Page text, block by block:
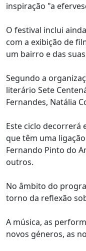
inspiração "a
O festival inclui
com a exibição de
um bairro e das
Segundo a
literário Sete
Fernandes, Natália
Este ciclo decorrerá
que têm uma
Fernando Pinto do
outros.
No âmbito do
torno da reflexão
A música, as
novos géneros, as